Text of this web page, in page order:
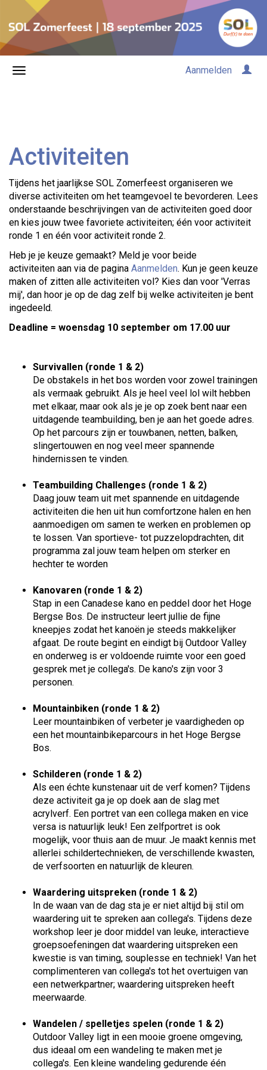
Aanmelden
Activiteiten
Tijdens het jaarlijkse SOL Zomerfeest organiseren we
diverse activiteiten om het teamgevoel te bevorderen. Lees
onderstaande beschrijvingen van de activiteiten goed door
en kies jouw twee favoriete activiteiten; één voor activiteit
ronde 1 en één voor activiteit ronde 2.
Heb je je keuze gemaakt? Meld je voor beide
activiteiten aan via de pagina Aanmelden. Kun je geen keuze
maken of zitten alle activiteiten vol? Kies dan voor 'Verras
mij', dan hoor je op de dag zelf bij welke activiteiten je bent
ingedeeld.
Deadline = woensdag 10 september om 17.00 uur
Survivallen (ronde 1 & 2)
De obstakels in het bos worden voor zowel trainingen
als vermaak gebruikt. Als je heel veel lol wilt hebben
met elkaar, maar ook als je je op zoek bent naar een
uitdagende teambuilding, ben je aan het goede adres.
Op het parcours zijn er touwbanen, netten, balken,
slingertouwen en nog veel meer spannende
hindernissen te vinden.
Teambuilding Challenges (ronde 1 & 2)
Daag jouw team uit met spannende en uitdagende
activiteiten die hen uit hun comfortzone halen en hen
aanmoedigen om samen te werken en problemen op
te lossen. Van sportieve- tot puzzelopdrachten, dit
programma zal jouw team helpen om sterker en
hechter te worden
Kanovaren (ronde 1 & 2)
Stap in een Canadese kano en peddel door het Hoge
Bergse Bos. De instructeur leert jullie de fijne
kneepjes zodat het kanoën je steeds makkelijker
afgaat. De route begint en eindigt bij Outdoor Valley
en onderweg is er voldoende ruimte voor een goed
gesprek met je collega's. De kano's zijn voor 3
personen.
Mountainbiken (ronde 1 & 2)
Leer mountainbiken of verbeter je vaardigheden op
een het mountainbikeparcours in het Hoge Bergse
Bos.
Schilderen (ronde 1 & 2)
Als een échte kunstenaar uit de verf komen? Tijdens
deze activiteit ga je op doek aan de slag met
acrylverf. Een portret van een collega maken en vice
versa is natuurlijk leuk! Een zelfportret is ook
mogelijk, voor thuis aan de muur. Je maakt kennis met
allerlei schildertechnieken, de verschillende kwasten,
de verfsoorten en natuurlijk de kleuren.
Waardering uitspreken (ronde 1 & 2)
In de waan van de dag sta je er niet altijd bij stil om
waardering uit te spreken aan collega's. Tijdens deze
workshop leer je door middel van leuke, interactieve
groepsoefeningen dat waardering uitspreken een
kwestie is van timing, souplesse en techniek! Van het
complimenteren van collega's tot het overtuigen van
een netwerkpartner; waardering uitspreken heeft
meerwaarde.
Wandelen / spelletjes spelen (ronde 1 & 2)
Outdoor Valley ligt in een mooie groene omgeving,
dus ideaal om een wandeling te maken met je
collega's. Een kleine wandeling gedurende één